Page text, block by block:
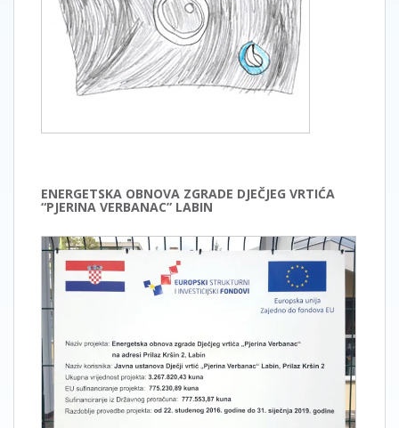
ENERGETSKA OBNOVA ZGRADE DJEČJEG VRTIĆA
“PJERINA VERBANAC” LABIN